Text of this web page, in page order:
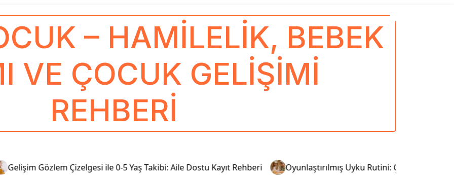
– HAMILELIK, BEBEK
VE ÇOCUK GELIŞIMI
REHBERI
Gözlem Çizelgesi ile 0-5 Yaş Takibi: Aile Dostu Kayıt Rehberi Oyunlaştırılmış Uyku Rutini: Çocuklar İçin